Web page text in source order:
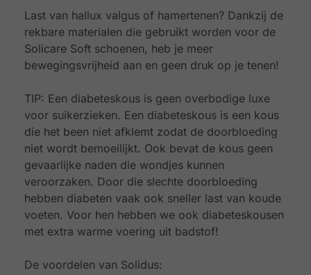
Last van hallux valgus of hamertenen? Dankzij de
rekbare materialen die gebruikt worden voor de
Solicare Soft schoenen, heb je meer
bewegingsvrijheid aan en geen druk op je tenen!
TIP: Een diabeteskous is geen overbodige luxe
voor suikerzieken. Een diabeteskous is een kous
die het been niet afklemt zodat de doorbloeding
niet wordt bemoeilijkt. Ook bevat de kous geen
gevaarlijke naden die wondjes kunnen
veroorzaken. Door die slechte doorbloeding
hebben diabeten vaak ook sneller last van koude
voeten. Voor hen hebben we ook diabeteskousen
met extra warme voering uit badstof!
De voordelen van Solidus: